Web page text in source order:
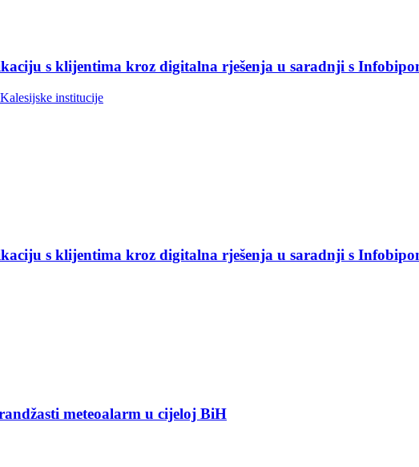
s klijentima kroz digitalna rješenja u saradnji s
Kalesijske institucije
s klijentima kroz digitalna rješenja u saradnji s
meteoalarm u cijeloj BiH